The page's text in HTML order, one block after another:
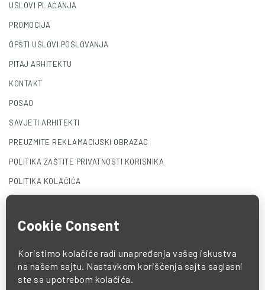
USLOVI PLAĆANJA
PROMOCIJA
OPŠTI USLOVI POSLOVANJA
PITAJ ARHITEKTU
KONTAKT
POSAO
SAVJETI ARHITEKTI
PREUZMITE REKLAMACIJSKI OBRAZAC
POLITIKA ZAŠTITE PRIVATNOSTI KORISNIKA
POLITIKA KOLAČIĆA